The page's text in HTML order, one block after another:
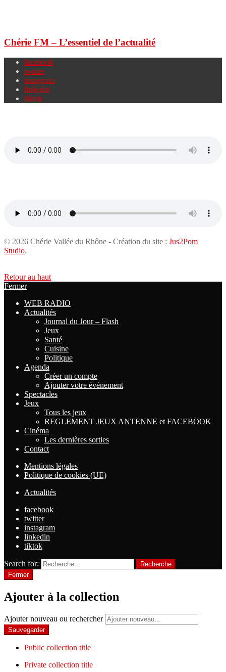
Chérie FM – L’essentiel de l’actualité
facebook
twitter
instagram
linkedin
tiktok
© 2026 Chérie Vallée du Rhône - Création du site : Jus2Pom
Studio.
Retour au haut
Fermer
WEB RADIO
Actualités
Journal du Jour – Flash
Jeux
Santé
Cuisine
Politique
Agenda
Créer un compte
Ajouter votre évènement
Spectacles
Jeux
Tous les jeux
REGLEMENT JEUX ANTENNE et FACEBOOK
Cinéma
Les dernières sorties
Contact
Mentions légales
Politique de cookies (UE)
Actualités
facebook
twitter
instagram
linkedin
tiktok
Search for:
Recherche
Fermer
Ajouter à la collection
Ajouter nouveau ou rechercher
Public collection title
Private collection title